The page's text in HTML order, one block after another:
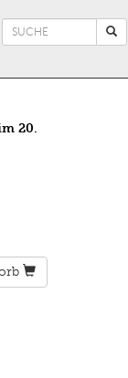
Suchformular
20.